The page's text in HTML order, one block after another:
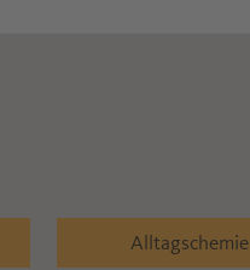
Alltagschemie